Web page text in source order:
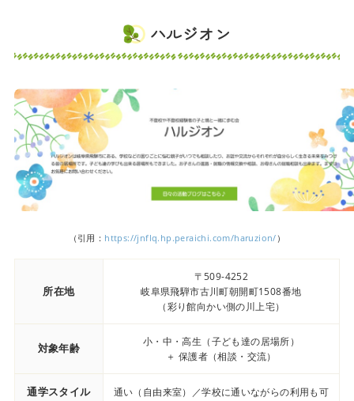
ハルジオン
（引用： https://jnflq.hp.peraichi.com/haruzion/ ）
所在地
〒509-4252
岐阜県飛騨市古川町朝開町1508番地
（彩り館向かい側の川上宅）
対象年齢
小・中・高生（子ども達の居場所）
＋ 保護者（相談・交流）
通学スタイル 通い（自由来室）／学校に通いながらの利用も可